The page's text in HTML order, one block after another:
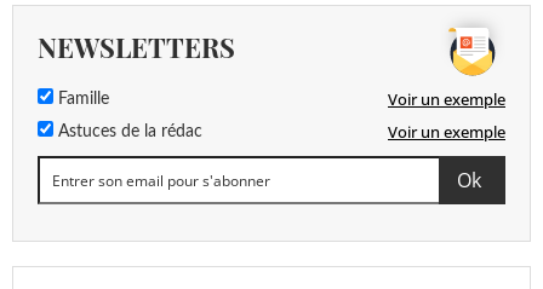
NEWSLETTERS
Famille Voir un exemple
Astuces de la rédac Voir un exemple